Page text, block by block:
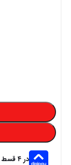
در ۴ قسط با دیجی‌پی